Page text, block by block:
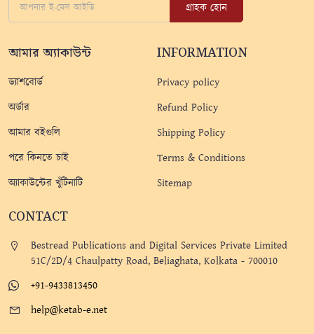
গ্রাহক হোন
আমার অ্যাকাউন্ট
ড্যাশবোর্ড
অর্ডার
আমার বইগুলি
পরে কিনতে চাই
অ্যাকাউন্টের খুঁটিনাটি
INFORMATION
Privacy policy
Refund Policy
Shipping Policy
Terms & Conditions
Sitemap
CONTACT
Bestread Publications and Digital Services Private Limited
51C/2D/4 Chaulpatty Road, Beliaghata, Kolkata - 700010
+91-9433813450
help@ketab-e.net